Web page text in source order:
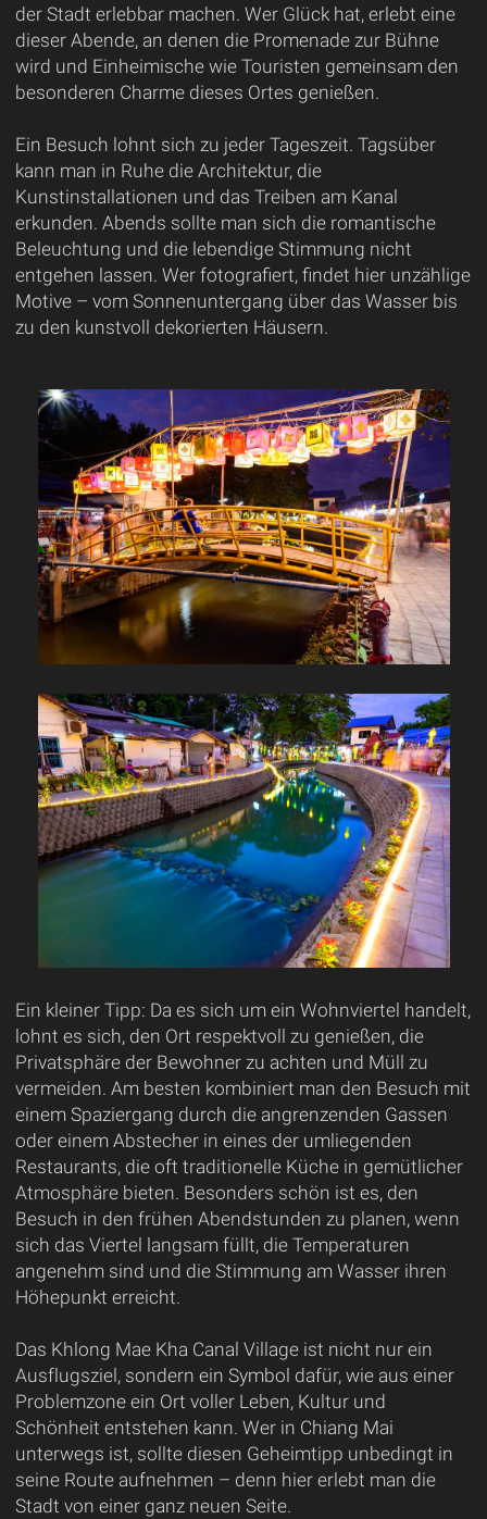
der Stadt erlebbar machen. Wer Glück hat, erlebt eine
dieser Abende, an denen die Promenade zur Bühne
wird und Einheimische wie Touristen gemeinsam den
besonderen Charme dieses Ortes genießen.
Ein Besuch lohnt sich zu jeder Tageszeit. Tagsüber
kann man in Ruhe die Architektur, die
Kunstinstallationen und das Treiben am Kanal
erkunden. Abends sollte man sich die romantische
Beleuchtung und die lebendige Stimmung nicht
entgehen lassen. Wer fotografiert, findet hier unzählige
Motive – vom Sonnenuntergang über das Wasser bis
zu den kunstvoll dekorierten Häusern.
Ein kleiner Tipp: Da es sich um ein Wohnviertel handelt,
lohnt es sich, den Ort respektvoll zu genießen, die
Privatsphäre der Bewohner zu achten und Müll zu
vermeiden. Am besten kombiniert man den Besuch mit
einem Spaziergang durch die angrenzenden Gassen
oder einem Abstecher in eines der umliegenden
Restaurants, die oft traditionelle Küche in gemütlicher
Atmosphäre bieten. Besonders schön ist es, den
Besuch in den frühen Abendstunden zu planen, wenn
sich das Viertel langsam füllt, die Temperaturen
angenehm sind und die Stimmung am Wasser ihren
Höhepunkt erreicht.
Das Khlong Mae Kha Canal Village ist nicht nur ein
Ausflugsziel, sondern ein Symbol dafür, wie aus einer
Problemzone ein Ort voller Leben, Kultur und
Schönheit entstehen kann. Wer in Chiang Mai
unterwegs ist, sollte diesen Geheimtipp unbedingt in
seine Route aufnehmen – denn hier erlebt man die
Stadt von einer ganz neuen Seite.